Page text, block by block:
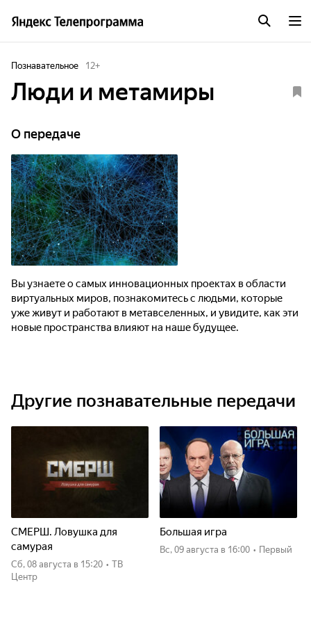
Познавательное 12+
Люди и метамиры
О передаче
Вы узнаете о самых инновационных проектах в области
виртуальных миров, познакомитесь с людьми, которые
уже живут и работают в метавселенных, и увидите, как эти
новые пространства влияют на наше будущее.
Другие познавательные передачи
СМЕРШ. Ловушка для
самурая
сб, 08 августа в 15:20 • ТВ
Центр
Большая игра
вс, 09 августа в 16:00 • Первый